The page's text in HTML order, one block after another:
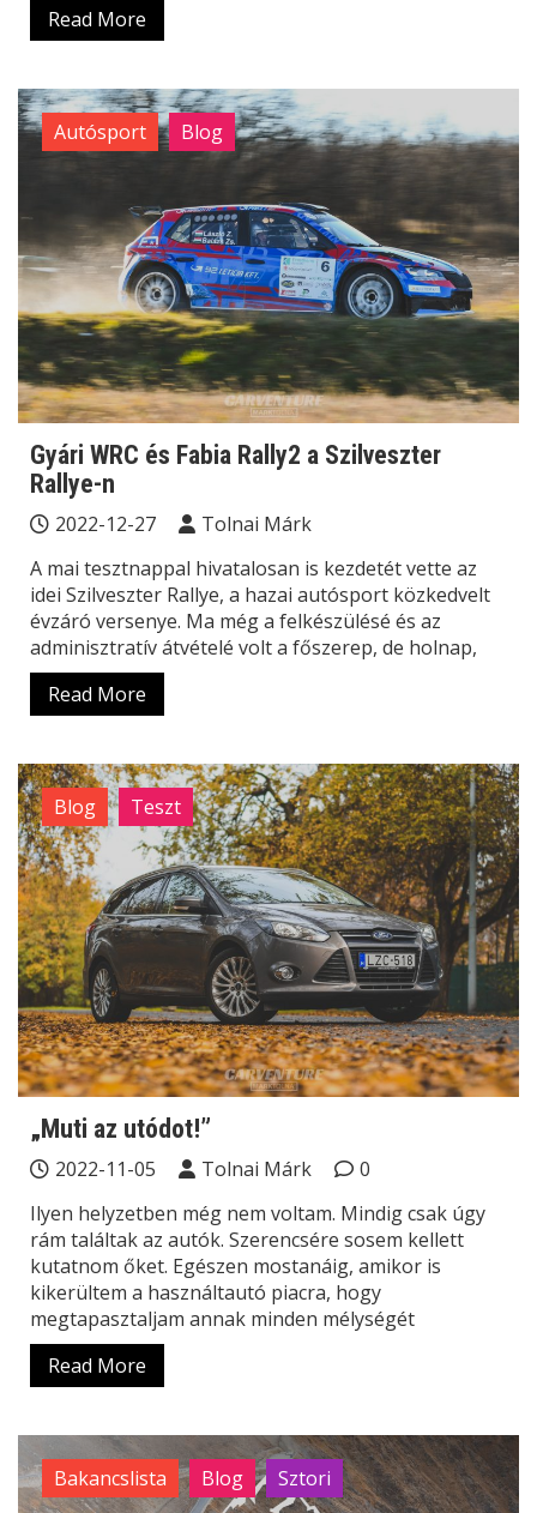
Read More
Autósport Blog
Gyári WRC és Fabia Rally2 a Szilveszter
Rallye-n
2022-12-27
Tolnai Márk
A mai tesztnappal hivatalosan is kezdetét vette az
idei Szilveszter Rallye, a hazai autósport közkedvelt
évzáró versenye. Ma még a felkészülésé és az
adminisztratív átvételé volt a főszerep, de holnap,
Read More
Blog Teszt
„Muti az utódot!”
2022-11-05 Tolnai Márk
0
Ilyen helyzetben még nem voltam. Mindig csak úgy
rám találtak az autók. Szerencsére sosem kellett
kutatnom őket. Egészen mostanáig, amikor is
kikerültem a használtautó piacra, hogy
megtapasztaljam annak minden mélységét
Read More
Bakancslista Blog Sztori